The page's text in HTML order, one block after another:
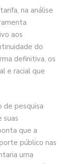
na análise
aos
do
definitiva, os
e racial que
de pesquisa
suas
que a
público nas
uma